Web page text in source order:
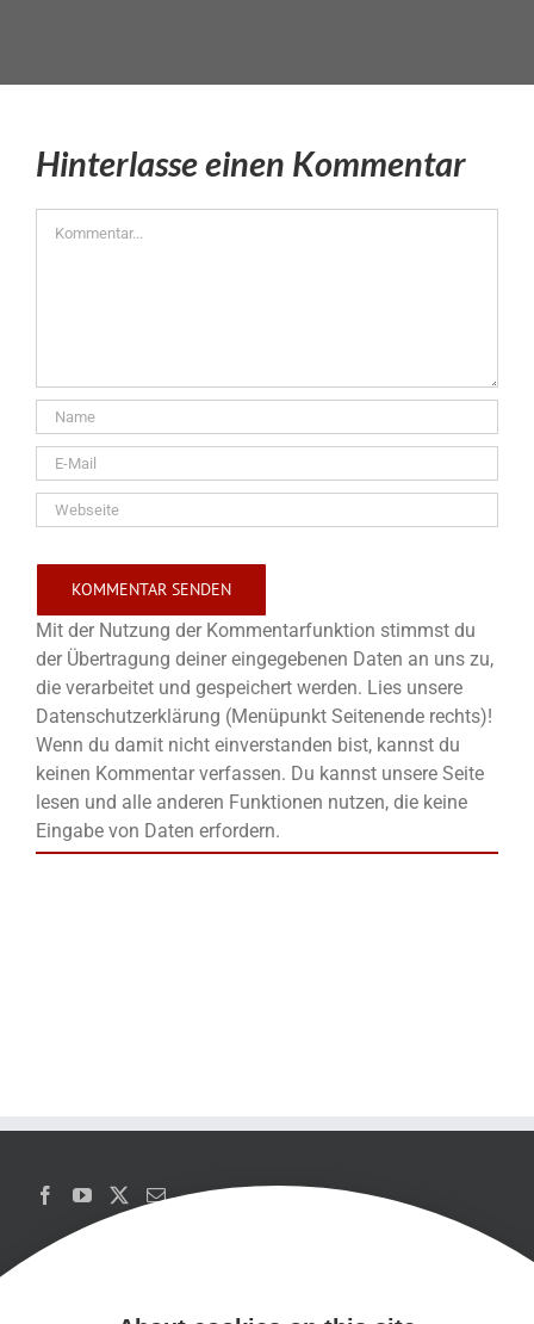
Hinterlasse einen Kommentar
Mit der Nutzung der Kommentarfunktion stimmst du
der Übertragung deiner eingegebenen Daten an uns zu,
die verarbeitet und gespeichert werden. Lies unsere
Datenschutzerklärung (Menüpunkt Seitenende rechts)!
Wenn du damit nicht einverstanden bist, kannst du
keinen Kommentar verfassen. Du kannst unsere Seite
lesen und alle anderen Funktionen nutzen, die keine
Eingabe von Daten erfordern.